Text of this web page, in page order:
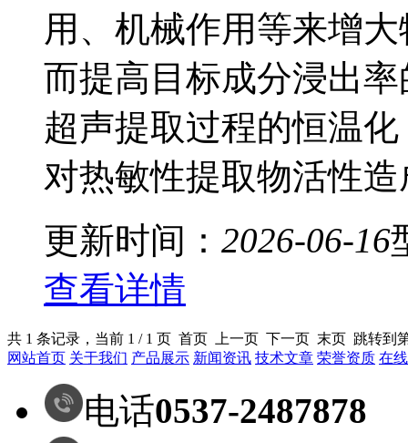
用、机械作用等来增
而提高目标成分浸出
超声提取过程的恒温
对热敏性提取物活性
更新时间： 2026-06-16
查看详情
共 1 条记录，当前 1 / 1 页 首页 上一页 下一页 末页 跳转到
网站首页 关于我们 产品展示 新闻资讯 技术文章 荣誉资质 在
电话0537-2487878